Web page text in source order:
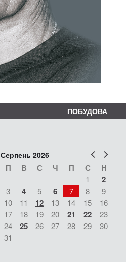
ПОБУДОВА
Попер
Серпень 2026
П В С Ч П С Н
1 2
3 4 5 6 7 8
9
10
11 12 13 14 15
16
17
18 19 20 21 22
23
24
25 26 27 28 29
30
31